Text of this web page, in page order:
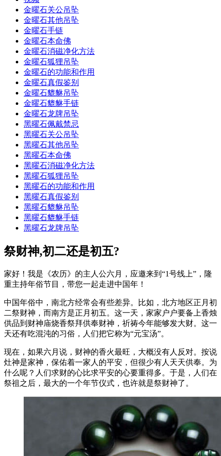
金曜石关公吊坠
金曜石其他吊坠
金曜石手链
金曜石本命佛
金曜石消磁净化方法
金曜石狐狸吊坠
金曜石的功能和作用
金曜石真假鉴别
金曜石貔貅吊坠
金曜石貔貅手链
金曜石龙牌吊坠
黑曜石佩戴禁忌
黑曜石关公吊坠
黑曜石其他吊坠
黑曜石本命佛
黑曜石消磁净化方法
黑曜石狐狸吊坠
黑曜石的功能和作用
黑曜石真假鉴别
黑曜石貔貅吊坠
黑曜石貔貅手链
黑曜石龙牌吊坠
祭财神,初二还是初五?
家好！我是《农历》的主人公六月，应邀来到“1号线上”，隆
重主持年俗节目，带您一起走进中国年！
中国年俗中，南北方经常会有些差异。比如，北方地区正月初
二祭财神，而南方是正月初五。这一天，家家户户要备上香烛
供品到财神庙烧香祭拜供奉财神，祈祷今年能够发大财。这一
天还有吃混沌的习俗，人们把它称为“元宝汤”。
现在，如果六月说，财神的香火最旺，大概没有人反对。按说
灶神是家神，保佑着一家人的平安，但很少有人天天供奉。为
什么呢？人们求财的心比求平安的心要重得多。于是，人们在
祭祖之后，最大的一个年节仪式，也许就是祭财神了。